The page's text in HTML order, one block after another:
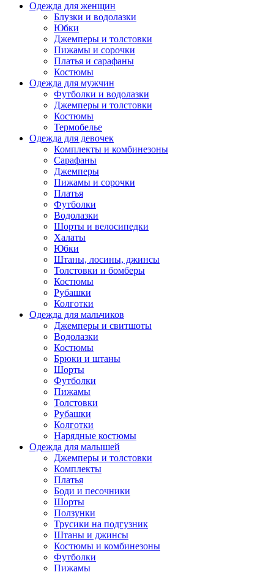
Одежда для женщин
Блузки и водолазки
Юбки
Джемперы и толстовки
Пижамы и сорочки
Платья и сарафаны
Костюмы
Одежда для мужчин
Футболки и водолазки
Джемперы и толстовки
Костюмы
Термобелье
Одежда для девочек
Комплекты и комбинезоны
Сарафаны
Джемперы
Пижамы и сорочки
Платья
Футболки
Водолазки
Шорты и велосипедки
Халаты
Юбки
Штаны, лосины, джинсы
Толстовки и бомберы
Костюмы
Рубашки
Колготки
Одежда для мальчиков
Джемперы и свитшоты
Водолазки
Костюмы
Брюки и штаны
Шорты
Футболки
Пижамы
Толстовки
Рубашки
Колготки
Нарядные костюмы
Одежда для малышей
Джемперы и толстовки
Комплекты
Платья
Боди и песочники
Шорты
Ползунки
Трусики на подгузник
Штаны и джинсы
Костюмы и комбинезоны
Футболки
Пижамы